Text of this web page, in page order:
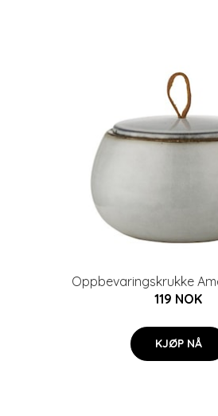
Oppbevaringskrukke
119 NOK
KJØP NÅ